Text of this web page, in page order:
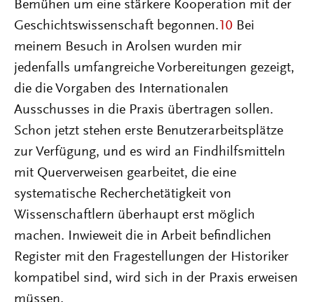
Bemühen um eine stärkere Kooperation mit der
Geschichtswissenschaft begonnen. 10 Bei
meinem Besuch in Arolsen wurden mir
jedenfalls umfangreiche Vorbereitungen gezeigt,
die die Vorgaben des Internationalen
Ausschusses in die Praxis übertragen sollen.
Schon jetzt stehen erste Benutzerarbeitsplätze
zur Verfügung, und es wird an Findhilfsmitteln
mit Querverweisen gearbeitet, die eine
systematische Recherchetätigkeit von
Wissenschaftlern überhaupt erst möglich
machen. Inwieweit die in Arbeit befindlichen
Register mit den Fragestellungen der Historiker
kompatibel sind, wird sich in der Praxis erweisen
müssen.